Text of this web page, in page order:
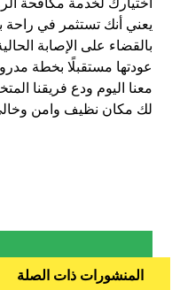
اختيارك لخدمة مكافحة
يعني أنك تستثمر في
بالقضاء على الإصابة
عودتها مستقبلًا بخطة
معنا اليوم ودع فريقنا
لك مكان نظيف وامن
المنشورات ذات الصلة